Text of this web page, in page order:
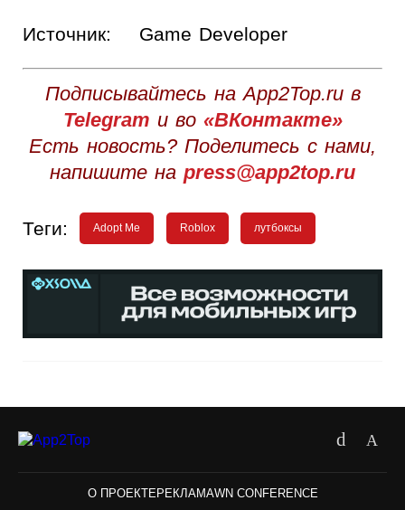
Источник: Game Developer
Подписывайтесь на App2Top.ru в
Telegram и во «ВКонтакте»
Есть новость? Поделитесь с нами,
напишите на press@app2top.ru
Теги: Adopt Me Roblox лутбоксы
О ПРОЕКТЕРЕКЛАМАWN CONFERENCE